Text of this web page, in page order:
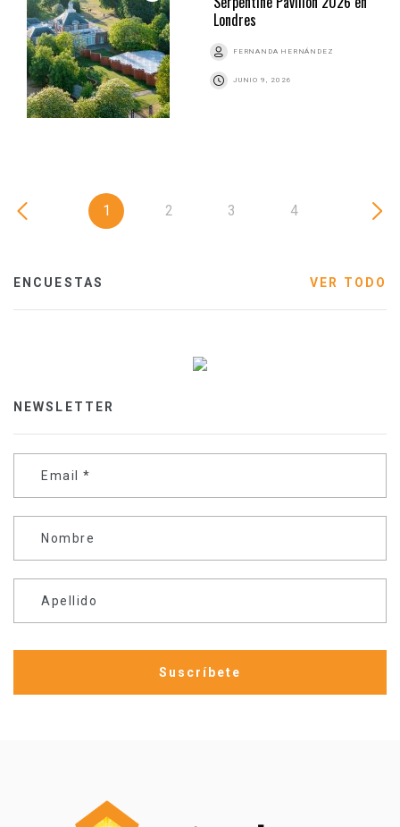
Londres
FERNANDA HERNÁNDEZ
JUNIO 9, 2026
1 2 3 4
ENCUESTAS VER TODO
NEWSLETTER
Email *
Nombre
Apellido